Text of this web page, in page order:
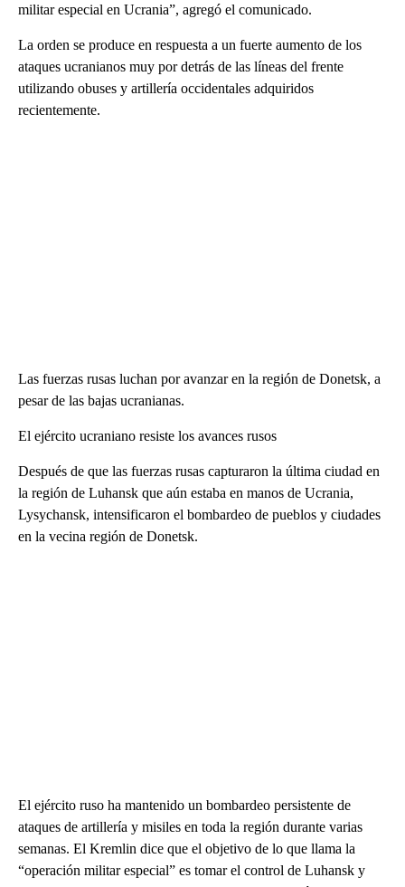
militar especial en Ucrania”, agregó el comunicado.
La orden se produce en respuesta a un fuerte aumento de los
ataques ucranianos muy por detrás de las líneas del frente
utilizando obuses y artillería occidentales adquiridos
recientemente.
Las fuerzas rusas luchan por avanzar en la región de Donetsk, a
pesar de las bajas ucranianas.
El ejército ucraniano resiste los avances rusos
Después de que las fuerzas rusas capturaron la última ciudad en
la región de Luhansk que aún estaba en manos de Ucrania,
Lysychansk, intensificaron el bombardeo de pueblos y ciudades
en la vecina región de Donetsk.
El ejército ruso ha mantenido un bombardeo persistente de
ataques de artillería y misiles en toda la región durante varias
semanas. El Kremlin dice que el objetivo de lo que llama la
“operación militar especial” es tomar el control de Luhansk y